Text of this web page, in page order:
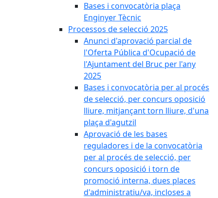
Bases i convocatòria plaça
Enginyer Tècnic
Processos de selecció 2025
Anunci d'aprovació parcial de
l'Oferta Pública d'Ocupació de
l'Ajuntament del Bruc per l'any
2025
Bases i convocatòria per al procés
de selecció, per concurs oposició
lliure, mitjançant torn lliure, d'una
plaça d'agutzil
Aprovació de les bases
reguladores i de la convocatòria
per al procés de selecció, per
concurs oposició i torn de
promoció interna, dues places
d'administratiu/va, incloses a